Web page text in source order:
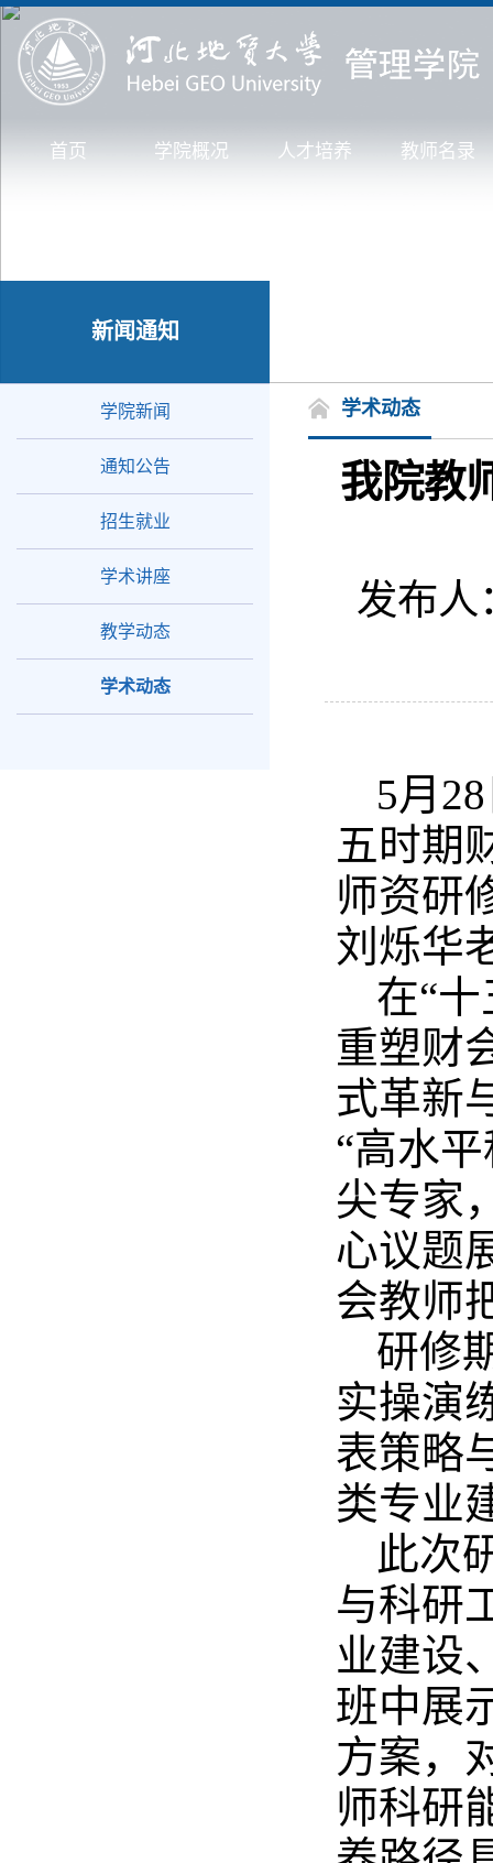
首页 学院概况 人才培养 教师名录
新闻通知
学院新闻
通知公告
招生就业
学术讲座
教学动态
学术动态
学术动态
我院教
发布人
5月
五时期
师资研
刘烁华
在“
重塑财
式革新
“高水
尖专家
心议题
会教师
研修
实操演
表策略
类专业
此次
与科研
业建设
班中展
方案，
师科研